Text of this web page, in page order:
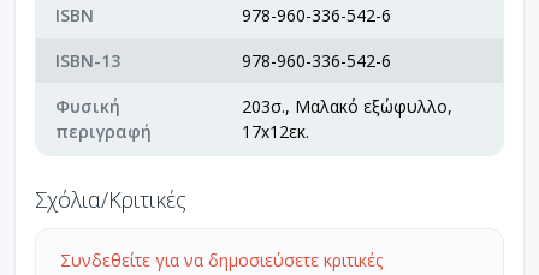
ISBN
978-960-336-542-6
ISBN-13
978-960-336-542-6
Φυσική
περιγραφή
203σ., Μαλακό εξώφυλλο,
17x12εκ.
Σχόλια/Κριτικές
Συνδεθείτε για να δημοσιεύσετε κριτικές